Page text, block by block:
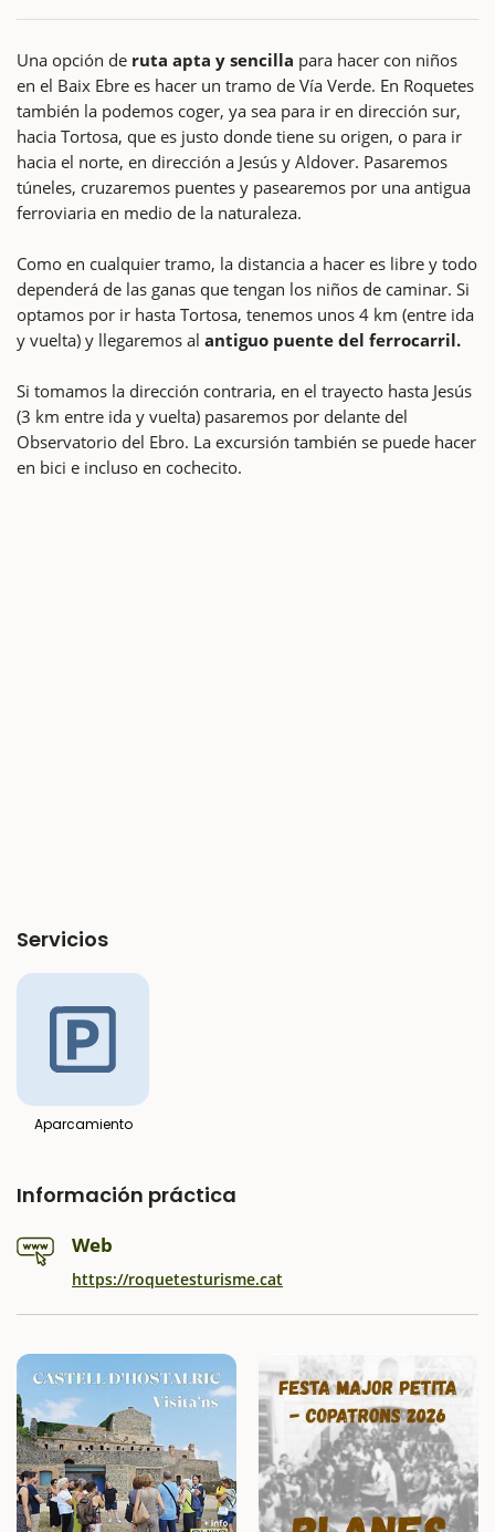
Una opción de ruta apta y sencilla para hacer con niños
en el Baix Ebre es hacer un tramo de Vía Verde. En Roquetes
también la podemos coger, ya sea para ir en dirección sur,
hacia Tortosa, que es justo donde tiene su origen, o para ir
hacia el norte, en dirección a Jesús y Aldover. Pasaremos
túneles, cruzaremos puentes y pasearemos por una antigua
ferroviaria en medio de la naturaleza.
Como en cualquier tramo, la distancia a hacer es libre y todo
dependerá de las ganas que tengan los niños de caminar. Si
optamos por ir hasta Tortosa, tenemos unos 4 km (entre ida
y vuelta) y llegaremos al antiguo puente del ferrocarril.
Si tomamos la dirección contraria, en el trayecto hasta Jesús
(3 km entre ida y vuelta) pasaremos por delante del
Observatorio del Ebro. La excursión también se puede hacer
en bici e incluso en cochecito.
Servicios
Aparcamiento
Información práctica
Web
https://roquetesturisme.cat